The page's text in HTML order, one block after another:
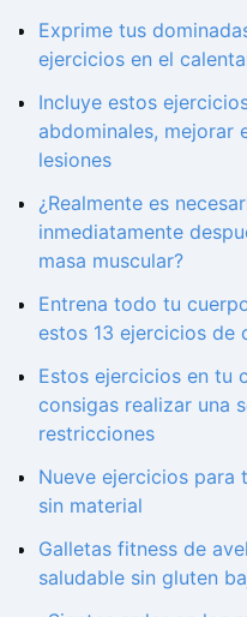
Exprime tus
ejercicios en el
Incluye estos
abdominales, mejorar
lesiones
¿Realmente es
inmediatamente
masa muscular?
Entrena todo tu
estos 13 ejercicios de
Estos ejercicios en tu
consigas realizar una
restricciones
Nueve ejercicios para
sin material
Galletas fitness de
saludable sin gluten